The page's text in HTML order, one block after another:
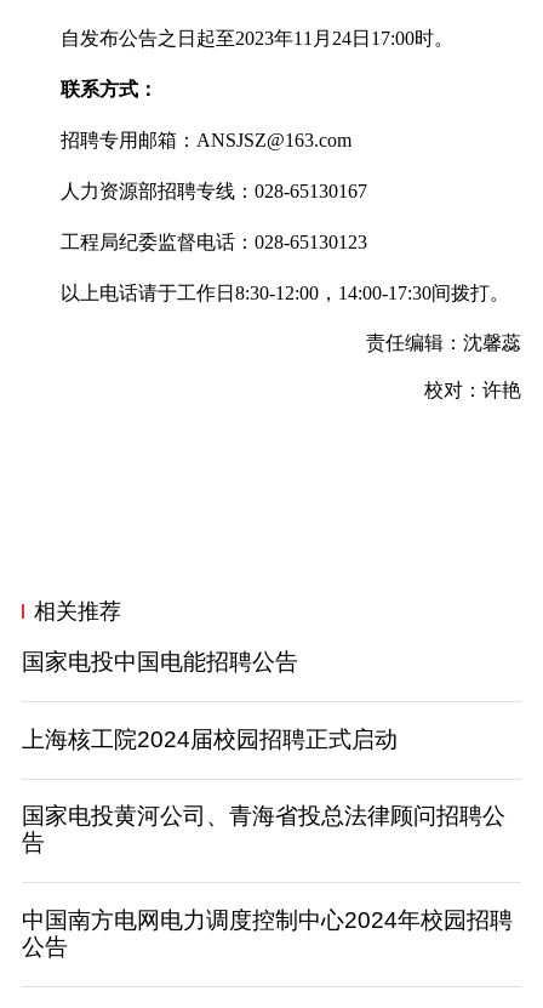
自发布公告之日起至2023年11月24日17:00时。
联系方式：
招聘专用邮箱：ANSJSZ@163.com
人力资源部招聘专线：028-65130167
工程局纪委监督电话：028-65130123
以上电话请于工作日8:30-12:00，14:00-17:30间拨打。
责任编辑：沈馨蕊
校对：许艳
相关推荐
国家电投中国电能招聘公告
上海核工院2024届校园招聘正式启动
国家电投黄河公司、青海省投总法律顾问招聘公
告
中国南方电网电力调度控制中心2024年校园招聘
公告